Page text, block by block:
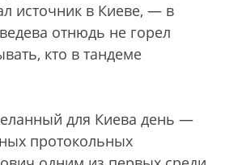
источник в Киеве, — в
отнюдь не горел
кто в тандеме
для Киева день —
протокольных